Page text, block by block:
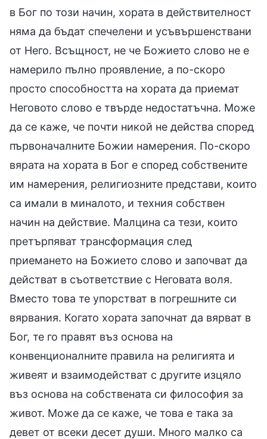
в Бог по този начин, хората в действителност
няма да бъдат спечелени и усъвършенствани
от Него. Всъщност, не че Божието слово не е
намерило пълно проявление, а по-скоро
просто способността на хората да приемат
Неговото слово е твърде недостатъчна. Може
да се каже, че почти никой не действа според
първоначалните Божии намерения. По-скоро
вярата на хората в Бог е според собствените
им намерения, религиозните представи, които
са имали в миналото, и техния собствен
начин на действие. Малцина са тези, които
претърпяват трансформация след
приемането на Божието слово и започват да
действат в съответствие с Неговата воля.
Вместо това те упорстват в погрешните си
вярвания. Когато хората започнат да вярват в
Бог, те го правят въз основа на
конвенционалните правила на религията и
живеят и взаимодействат с другите изцяло
въз основа на собствената си философия за
живот. Може да се каже, че това е така за
девет от всеки десет души. Много малко са